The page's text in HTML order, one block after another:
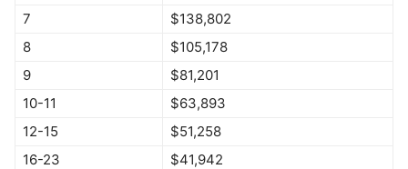
7
$138,802
8
$105,178
9
$81,201
10-11
$63,893
12-15
$51,258
16-23
$41,942